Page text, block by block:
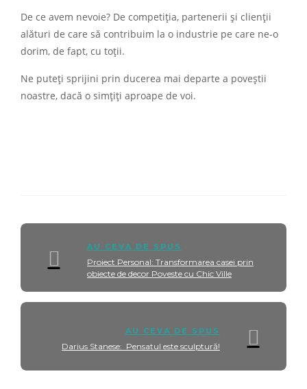
De ce avem nevoie? De competiția, partenerii și clienții
alături de care să contribuim la o industrie pe care ne-o
dorim, de fapt, cu toții.
Ne puteți sprijini prin ducerea mai departe a poveștii
noastre, dacă o simțiți aproape de voi.
AU CEVA DE SPUS
Proiect Personal: Transformarea casei prin
obiecte de decor Poveste cu Chic Ville
AU CEVA DE SPUS
Darius Stanese: Pensatul este sculptură!